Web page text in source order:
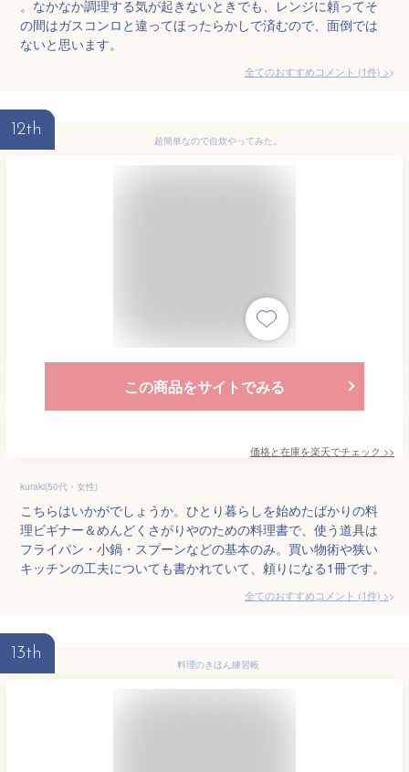
。なかなか調理する気が起きないときでも、レンジに頼ってそ
の間はガスコンロと違ってほったらかしで済むので、面倒では
ないと思います。
全てのおすすめコメント (1件) >
12th
超簡単なので自炊やってみた。
この商品をサイトでみる
価格と在庫を楽天でチェック >>
kuraki(50代・女性)
こちらはいかがでしょうか。ひとり暮らしを始めたばかりの料
理ビギナー＆めんどくさがりやのための料理書で、使う道具は
フライパン・小鍋・スプーンなどの基本のみ。買い物術や狭い
キッチンの工夫についても書かれていて、頼りになる1冊です。
全てのおすすめコメント (1件) >
13th
料理のきほん練習帳